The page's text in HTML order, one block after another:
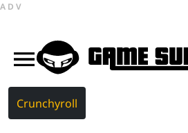
ADV
Crunchyroll